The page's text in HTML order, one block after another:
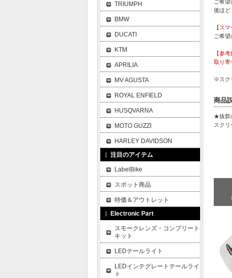
ご希
後ほど
【ス
ご希
【参考
取り寄
※スク
商品
★抜群
スクリ
TRIUMPH
BMW
DUCATI
KTM
APRILIA
MV AGUSTA
ROYAL ENFIELD
HUSQVARNA
MOTO GUZZI
HARLEY DAVIDSON
注目のアイテム
LabelBike
スポット商品
特価＆アウトレット
Electronic Part
スモークレンズ・コンプリート
キット
LEDテールライト
LEDインテグレートテールライ
ト